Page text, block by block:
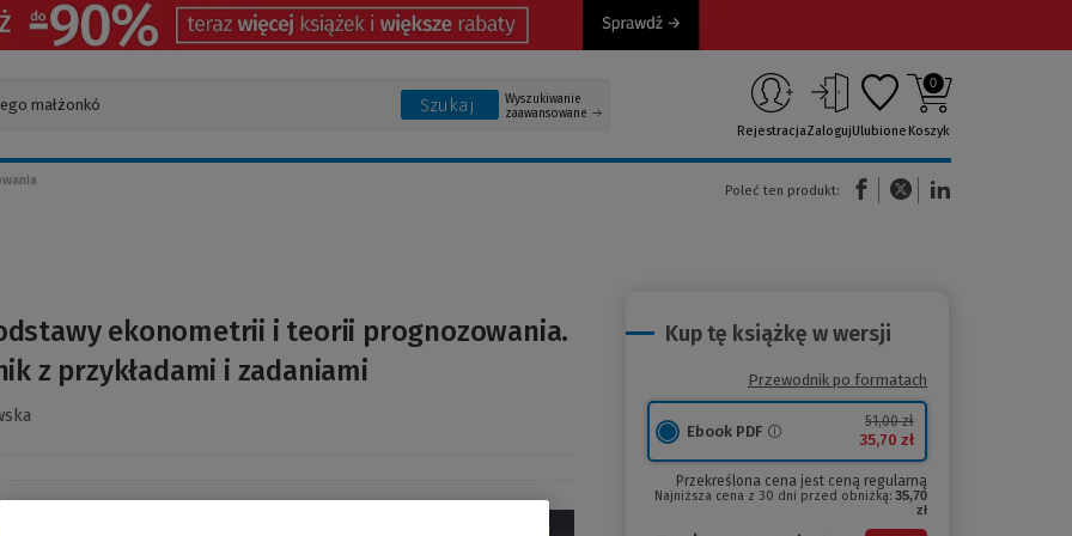
Szukaj
Wyszukiwanie
zaawansowane
RejestracjaZalogujUlubione
0
Koszyk
Poleć ten produkt:
(Nowe okno)(Link do innej strony)
ekonometrii i teorii prognozowania.
z przykładami i zadaniami
Kup tę książkę w wersji
Przewodnik po formatach
Ebook PDF
51,00 zł
35,70 zł
Przekreślona cena jest ceną regularną
Najniższa cena z 30 dni przed obniżką: 35,70
zł